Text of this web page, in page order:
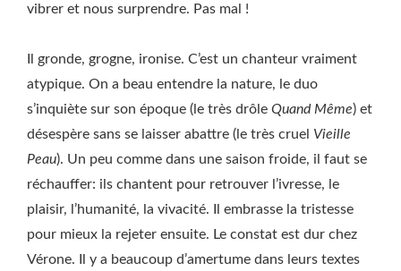
vibrer et nous surprendre. Pas mal !
Il gronde, grogne, ironise. C’est un chanteur vraiment
atypique. On a beau entendre la nature, le duo
s’inquiète sur son époque (le très drôle Quand Même) et
désespère sans se laisser abattre (le très cruel Vieille
Peau). Un peu comme dans une saison froide, il faut se
réchauffer: ils chantent pour retrouver l’ivresse, le
plaisir, l’humanité, la vivacité. Il embrasse la tristesse
pour mieux la rejeter ensuite. Le constat est dur chez
Vérone. Il y a beaucoup d’amertume dans leurs textes